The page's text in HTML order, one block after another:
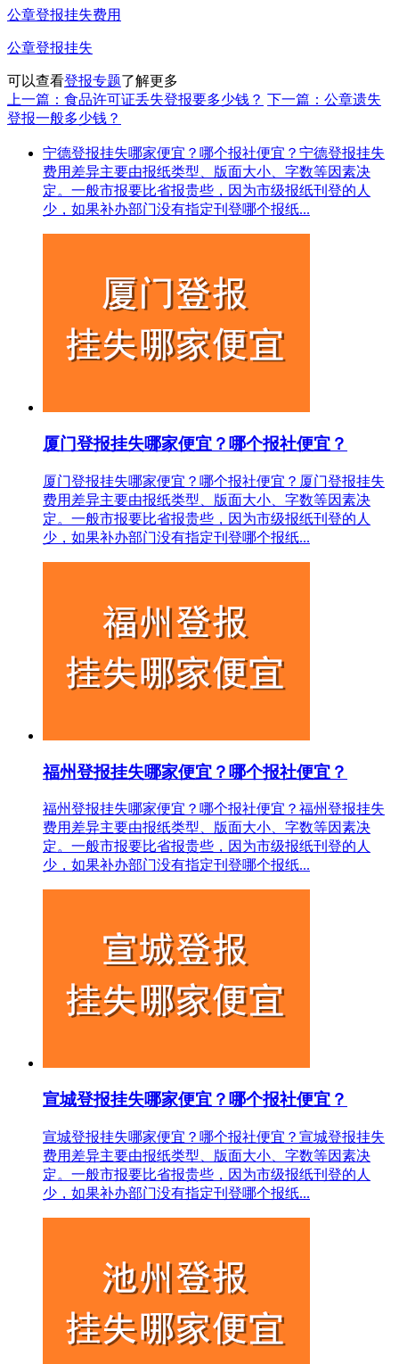
公章登报挂失费用
公章登报挂失
可以查看登报专题了解更多
上一篇：食品许可证丢失登报要多少钱？ 下一篇：公章遗失
登报一般多少钱？
宁德登报挂失哪家便宜？哪个报社便宜？宁德登报挂失
费用差异主要由报纸类型、版面大小、字数等因素决
定。一般市报要比省报贵些，因为市级报纸刊登的人
少，如果补办部门没有指定刊登哪个报纸...
厦门登报挂失哪家便宜？哪个报社便宜？
厦门登报挂失哪家便宜？哪个报社便宜？厦门登报挂失
费用差异主要由报纸类型、版面大小、字数等因素决
定。一般市报要比省报贵些，因为市级报纸刊登的人
少，如果补办部门没有指定刊登哪个报纸...
福州登报挂失哪家便宜？哪个报社便宜？
福州登报挂失哪家便宜？哪个报社便宜？福州登报挂失
费用差异主要由报纸类型、版面大小、字数等因素决
定。一般市报要比省报贵些，因为市级报纸刊登的人
少，如果补办部门没有指定刊登哪个报纸...
宣城登报挂失哪家便宜？哪个报社便宜？
宣城登报挂失哪家便宜？哪个报社便宜？宣城登报挂失
费用差异主要由报纸类型、版面大小、字数等因素决
定。一般市报要比省报贵些，因为市级报纸刊登的人
少，如果补办部门没有指定刊登哪个报纸...